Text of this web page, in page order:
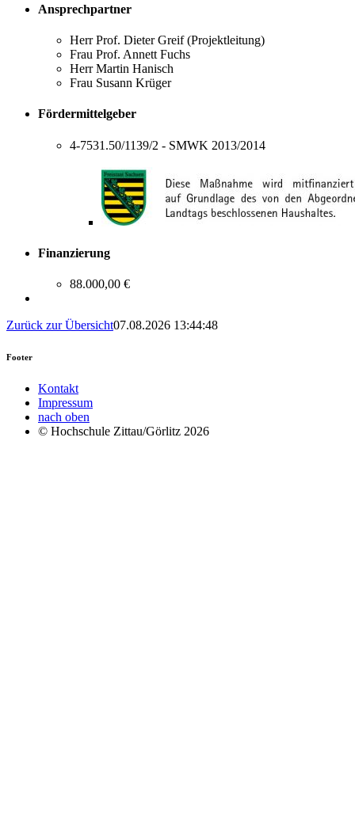
Ansprechpartner
Herr Prof. Dieter Greif (Projektleitung)
Frau Prof. Annett Fuchs
Herr Martin Hanisch
Frau Susann Krüger
Fördermittelgeber
4-7531.50/1139/2 - SMWK 2013/2014
Finanzierung
88.000,00 €
Zurück zur Übersicht07.08.2026 13:44:48
Footer
Kontakt
Impressum
nach oben
© Hochschule Zittau/Görlitz 2026